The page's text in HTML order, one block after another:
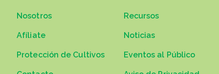
Nosotros
Afíliate
Protección de Cultivos
Recursos
Noticias
Eventos al Público